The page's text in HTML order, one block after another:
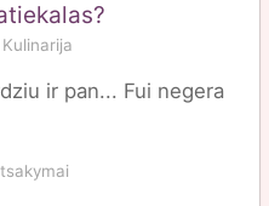
Kulinarija
ir pan... Fui negera